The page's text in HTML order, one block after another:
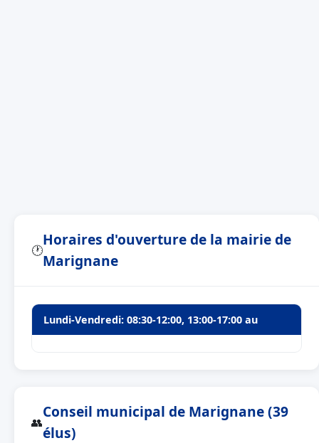
🕐
Horaires d'ouverture de la mairie de
Marignane
Lundi-Vendredi: 08:30-12:00, 13:00-17:00 au
👥
Conseil municipal de Marignane (39
élus)